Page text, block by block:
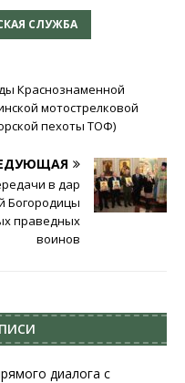
СЛУЖБА
Краснознаменной
мотострелковой
пехоты ТОФ)
в дар
Богородицы
праведных
воинов
диалога с